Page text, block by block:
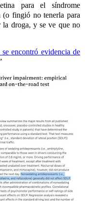
para el síndrome
(o fingió no tenerla para
la droga, y se ve que no
encontró evidencia de